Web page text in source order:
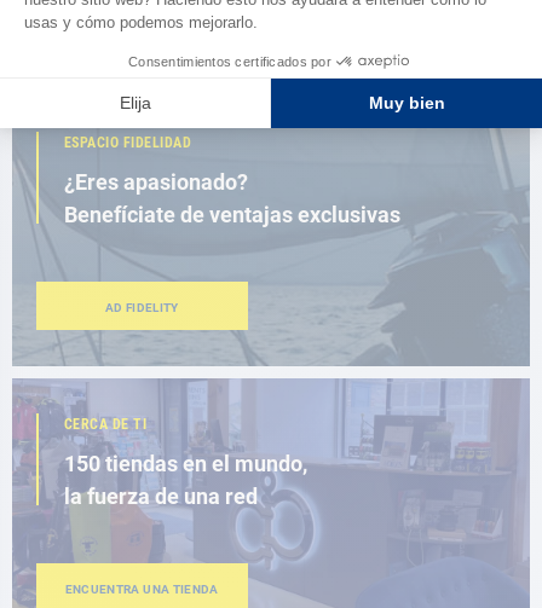
NAVEGAR POR EL CATÁLOGO
ESPACIO FIDELIDAD
¿Eres apasionado?
Benefíciate de ventajas exclusivas
AD FIDELITY
CERCA DE TI
150 tiendas en el mundo,
la fuerza de una red
ENCUENTRA UNA TIENDA